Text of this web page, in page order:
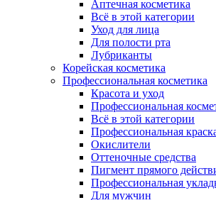
Аптечная косметика
Всё в этой категории
Уход для лица
Для полости рта
Лубриканты
Корейская косметика
Профессиональная косметика
Красота и уход
Профессиональная
Всё в этой категории
Профессиональная
Окислители
Оттеночные средства
Пигмент прямого
Профессиональная
Для мужчин